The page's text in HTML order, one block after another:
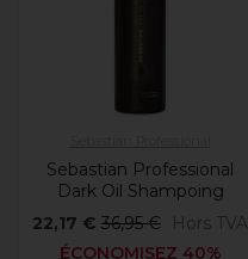
Sebastian Professional
Dark Oil Shampoing
22,17 € 36,95 €
Hors TVA
ÉCONOMISEZ 40%